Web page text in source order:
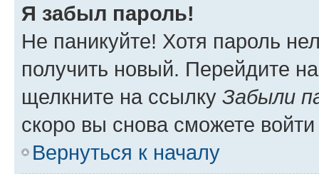
Я забыл пароль!
Не паникуйте! Хотя пароль
получить новый. Перейдите
щелкните на ссылку Забыли
скоро вы снова сможете
Вернуться к началу